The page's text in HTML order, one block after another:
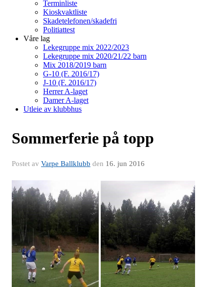
Terminliste
Kioskvaktliste
Skadetelefonen/skadefri
Politiattest
Våre lag
Lekegruppe mix 2022/2023
Lekegruppe mix 2020/21/22 barn
Mix 2018/2019 barn
G-10 (F. 2016/17)
J-10 (F. 2016/17)
Herrer A-laget
Damer A-laget
Utleie av klubbhus
Sommerferie på topp
Postet av Varpe Ballklubb den 16. jun 2016